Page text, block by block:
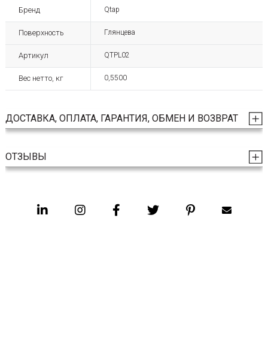
Бренд Qtap
Поверхность Глянцева
Артикул QTPL02
Вес нетто, кг 0,5500
ДОСТАВКА, ОПЛАТА, ГАРАНТИЯ, ОБМЕН И ВОЗВРАТ
ОТЗЫВЫ